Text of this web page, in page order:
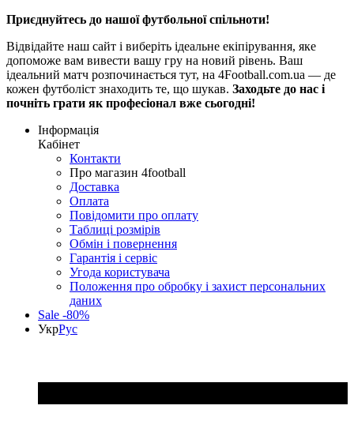
Приєднуйтесь до нашої футбольної спільноти!
Відвідайте наш сайт і виберіть ідеальне екіпірування, яке
допоможе вам вивести вашу гру на новий рівень. Ваш
ідеальний матч розпочинається тут, на 4Football.com.ua — де
кожен футболіст знаходить те, що шукав. Заходьте до нас і
почніть грати як професіонал вже сьогодні!
Інформація
Кабінет
Контакти
Про магазин 4football
Доставка
Оплата
Повідомити про оплату
Таблиці розмірів
Обмін і повернення
Гарантія і сервіс
Угода користувача
Положення про обробку і захист персональних
даних
Sale -80%
УкрРус